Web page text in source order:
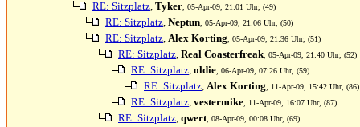
RE: Sitzplatz, Tyker , 05-Apr-09, 21:01 Uhr, (49)
RE: Sitzplatz, Neptun , 05-Apr-09, 21:06 Uhr, (50)
RE: Sitzplatz, Alex Korting , 05-Apr-09, 21:36 Uhr, (51)
RE: Sitzplatz, Real Coasterfreak , 05-Apr-09, 21:40 Uhr, (52)
RE: Sitzplatz, oldie , 06-Apr-09, 07:26 Uhr, (59)
RE: Sitzplatz, Alex Korting , 11-Apr-09, 15:42 Uhr, (86)
RE: Sitzplatz, vestermike , 11-Apr-09, 16:07 Uhr, (87)
RE: Sitzplatz, qwert , 08-Apr-09, 00:08 Uhr, (69)